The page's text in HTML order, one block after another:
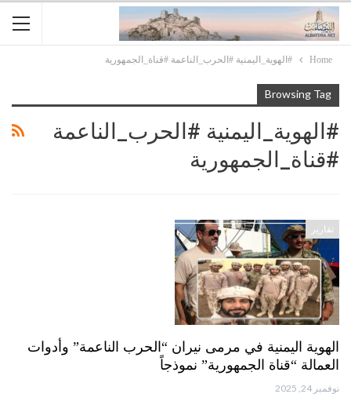
Home #الهوية_اليمنية #الحرب_الناعمة #قناة_الجمهورية
Browsing Tag
#الهوية_اليمنية #الحرب_الناعمة
#قناة_الجمهورية
تقارير
الهوية اليمنية في مرمى نيران “الحرب الناعمة” وأدوات
العمالة “قناة الجمهورية” نموذجاً
نوفمبر 24, 2025